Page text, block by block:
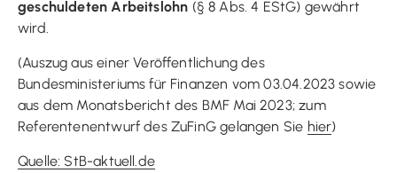
geschuldeten Arbeitslohn (§ 8 Abs. 4 EStG) gewährt
wird.
(Auszug aus einer Veröffentlichung des
Bundesministeriums für Finanzen vom 03.04.2023 sowie
aus dem Monatsbericht des BMF Mai 2023; zum
Referentenentwurf des ZuFinG gelangen Sie hier)
Quelle: StB-aktuell.de